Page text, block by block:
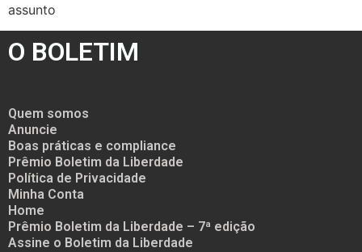
assunto
O BOLETIM
Quem somos
Anuncie
Boas práticas e compliance
Prêmio Boletim da Liberdade
Política de Privacidade
Minha Conta
Home
Prêmio Boletim da Liberdade – 7ª edição
Assine o Boletim da Liberdade